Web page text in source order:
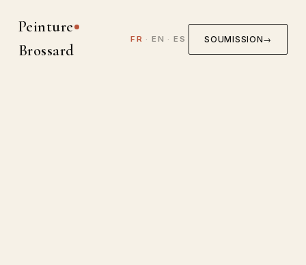
Peinture
Brossard
FR · EN · ES SOUMISSION→